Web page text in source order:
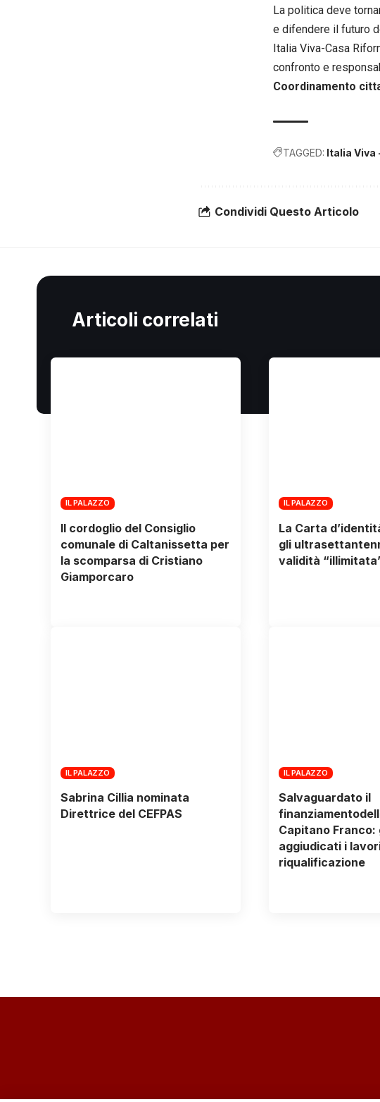
La politica deve
e difendere il futuro
Italia Viva-Casa
confronto e
Coordinamento
TAGGED: Italia
Condividi Questo Articolo
Articoli correlati
IL PALAZZO
Il cordoglio del Consiglio
comunale di Caltanissetta per
la scomparsa di Cristiano
Giamporcaro
IL PALAZZO
La Carta
gli
validità
IL PALAZZO
Sabrina Cillia nominata
Direttrice del CEFPAS
IL PALAZZO
Salvaguardato il
Capitano Franco:
aggiudicati i
riqualificazione